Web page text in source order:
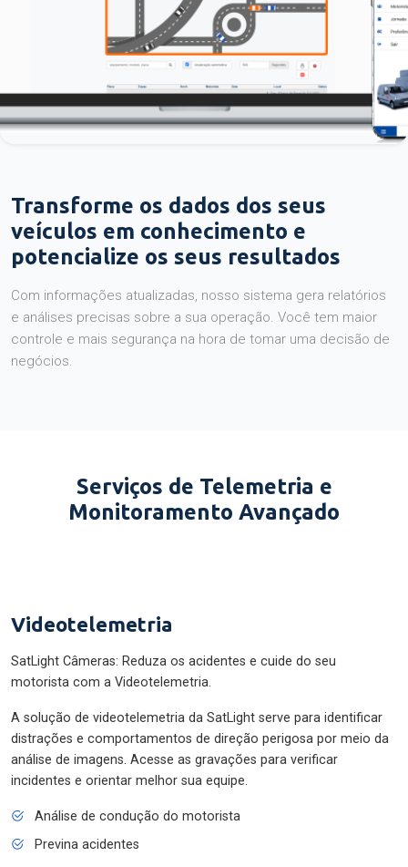
Transforme os dados dos seus
veículos em conhecimento e
potencialize os seus resultados
Com informações atualizadas, nosso sistema gera relatórios
e análises precisas sobre a sua operação. Você tem maior
controle e mais segurança na hora de tomar uma decisão de
negócios.
Serviços de Telemetria e
Monitoramento Avançado
Videotelemetria
SatLight Câmeras: Reduza os acidentes e cuide do seu
motorista com a Videotelemetria.
A solução de videotelemetria da SatLight serve para identificar
distrações e comportamentos de direção perigosa por meio da
análise de imagens. Acesse as gravações para verificar
incidentes e orientar melhor sua equipe.
Análise de condução do motorista
Previna acidentes